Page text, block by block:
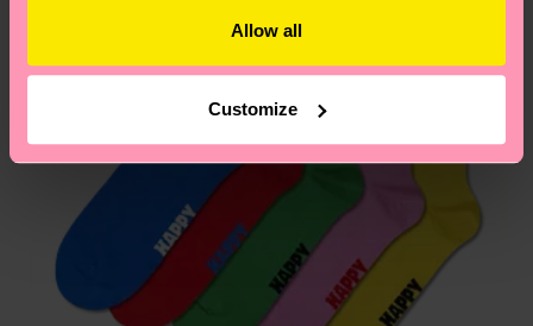
Allow all
Customize